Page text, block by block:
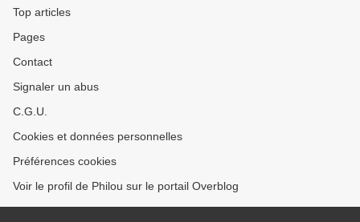
Top articles
Pages
Contact
Signaler un abus
C.G.U.
Cookies et données personnelles
Préférences cookies
Voir le profil de Philou sur le portail Overblog